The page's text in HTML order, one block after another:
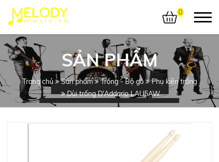
0
SẢN PHẨM
Trang chủ Sản phẩm Trống - Bộ gõ
Phụ kiện trống
Dùi trống D'Addario LAU5AW